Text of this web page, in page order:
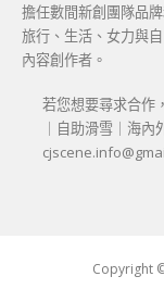
擔任數間新創團隊品
旅行、生活、女力與
內容創作者。
若您想要尋求合作
｜自助滑雪｜海內
Copyright